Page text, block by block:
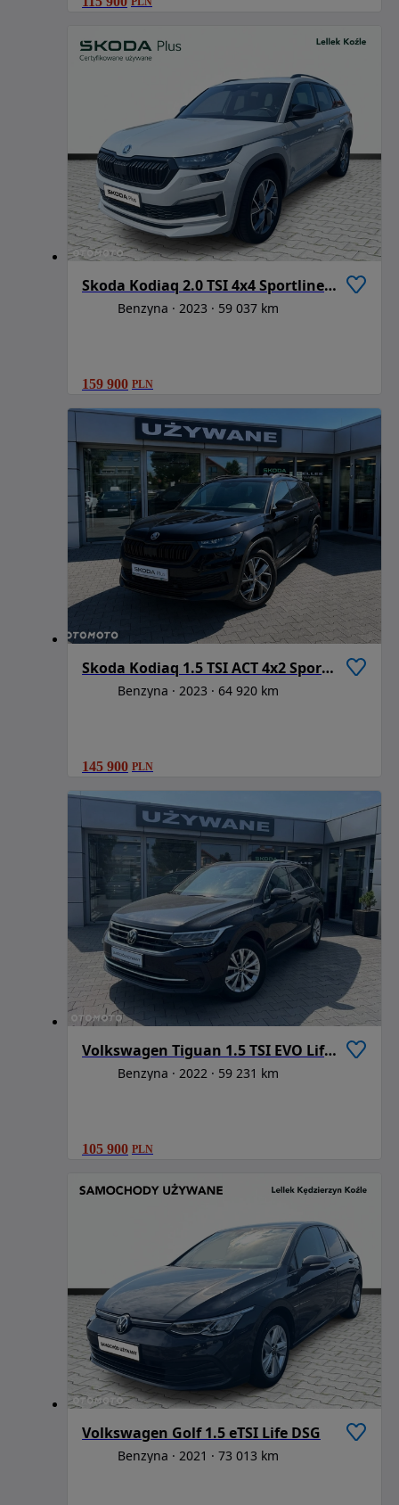
Skoda Kodiaq 2.0 TSI 4x4 Sportline DSG
Benzyna 2023 59 037 km
159 900 PLN
Skoda Kodiaq 1.5 TSI ACT 4x2 Sportline DSG 7os
Benzyna 2023 64 920 km
145 900 PLN
Volkswagen Tiguan 1.5 TSI EVO Life DSG
Benzyna 2022 59 231 km
105 900 PLN
Volkswagen Golf 1.5 eTSI Life DSG
Benzyna 2021 73 013 km